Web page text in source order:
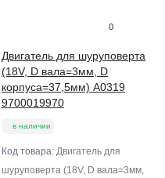
0
Двигатель для шуруповерта
(18V, D вала=3мм, D
корпуса=37,5мм) А0319
9700019970
в наличии
Код товара: Двигатель для
шуруповерта (18V, D вала=3мм,